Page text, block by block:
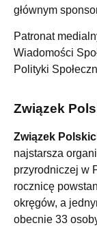
głównym
Patronat
Wiadomości
Polityki
Związek
Związek
najstarsza
przyrodniczej w
rocznicę
okręgów, a
obecnie 33